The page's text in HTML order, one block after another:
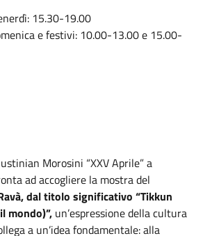
15.30-19.00
e festivi: 10.00-13.00 e 15.00-
Morosini “XXV Aprile” a
ad accogliere la mostra del
dal titolo significativo “Tikkun
mondo)”, un’espressione della cultura
a un’idea fondamentale: alla